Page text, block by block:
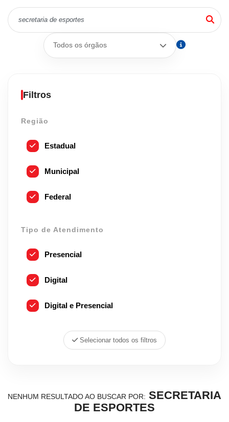
Todos os órgãos
Filtros
Região
Estadual
Municipal
Federal
Tipo de Atendimento
Presencial
Digital
Digital e Presencial
Selecionar todos os filtros
NENHUM RESULTADO AO BUSCAR POR: SECRETARIA
DE ESPORTES